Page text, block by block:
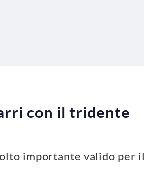
con il tridente
importante valido per il